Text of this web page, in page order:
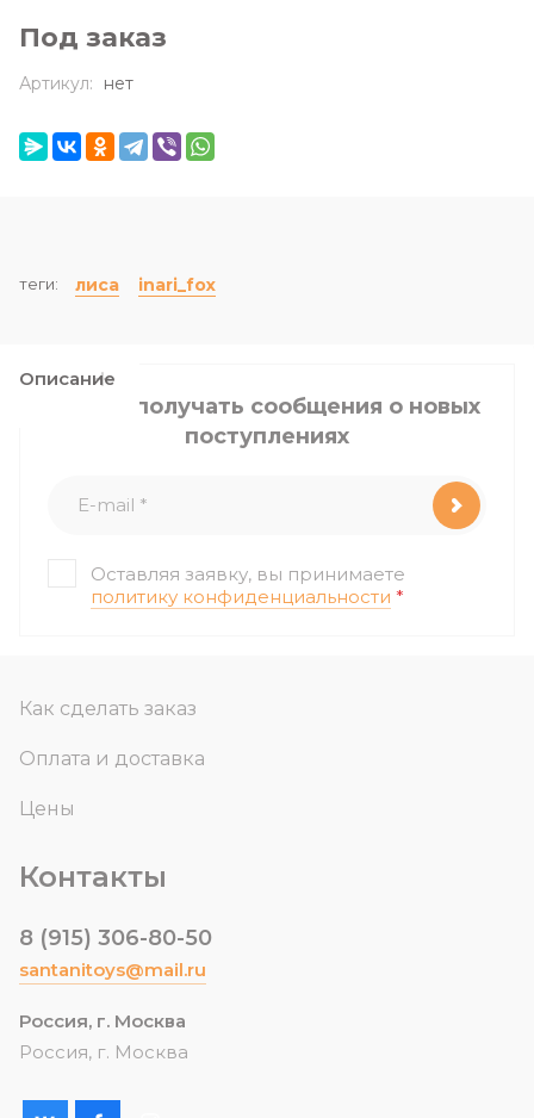
Под заказ
Артикул: нет
теги: лиса inari_fox
Описание
Как сделать заказ
Оплата и доставка
Цены
Контакты
8 (915) 306-80-50
santanitoys@mail.ru
Россия, г. Москва
Россия, г. Москва
Я хочу получать сообщения о новых
поступлениях
Оставляя заявку, вы принимаете
политику конфиденциальности *